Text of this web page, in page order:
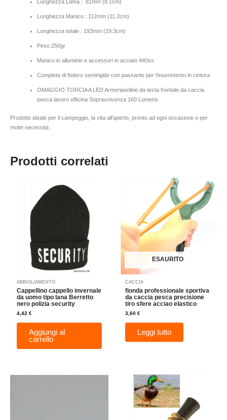
Lunghezza Lama : 81mm (8.1cm)
Lunghezza Manico : 112mm (11.2cm)
Lunghezza totale : 193mm (19.3cm)
Peso 250gr
Manico in alluminio e accessori in acciaio 440ss
Completa di fodero semirigido con passante per l’inserimento in cintura
OMAGGIO TORCIA A LED Armeriaonline da testa frontale da caccia
pesca lavoro officina Sopravvivenza 160 Lumens
Prodotto ideale per il campeggio, la vita all’aperto, pronto ad ogni occasione e per
molte necessità .
Prodotti correlati
ABBIGLIAMENTO
Cappellino cappello invernale
da uomo tipo lana Berretto
nero polizia security
4,42€
Aggiungi al
carrello
ESAURITO
CACCIA
fionda professionale sportiva
da caccia pesca precisione
tiro sfere acciao elastico
3,60€
Leggi tutto